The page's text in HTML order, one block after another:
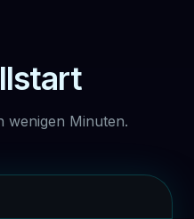
wenigen Minuten.